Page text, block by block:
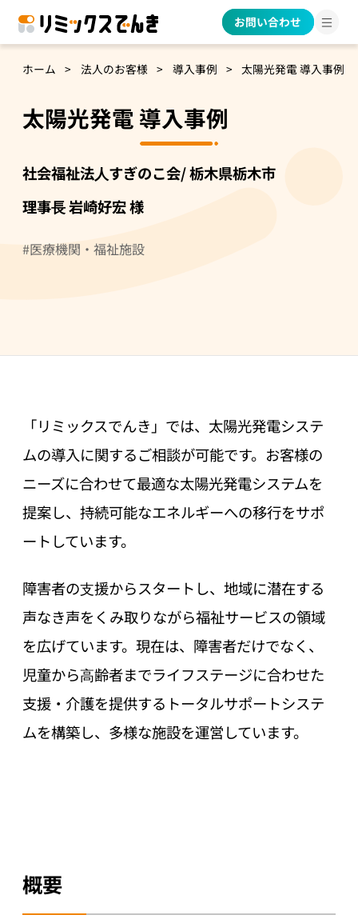
お問い合わせ
ホーム 法人のお客様 導入事例 太陽光発電 導入事例
太陽光発電 導入事例
社会福祉法⼈すぎのこ会/ 栃木県栃木市
理事⻑ 岩崎好宏 様
医療機関・福祉施設
「リミックスでんき」では、太陽光発電システ
ムの導入に関するご相談が可能です。お客様の
ニーズに合わせて最適な太陽光発電システムを
提案し、持続可能なエネルギーへの移行をサポ
ートしています。
障害者の⽀援からスタートし、地域に潜在する
声なき声をくみ取りながら福祉サービスの領域
を広げています。現在は、障害者だけでなく、
児童から⾼齢者までライフステージに合わせた
支援・介護を提供するトータルサポートシステ
ムを構築し、多様な施設を運営しています。
概要